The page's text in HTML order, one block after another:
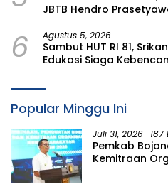
JBTB Hendro
6 Agustus 5, 2026
Sambut HUT RI 81,
Edukasi Siaga
Kampung Aren Simacan
Popular Minggu Ini
Juli 31, 2026 187
Pemkab
Kemitraan